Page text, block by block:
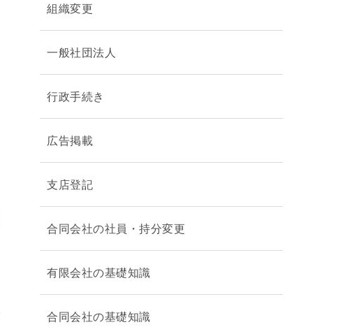
組織変更
一般社団法人
行政手続き
広告掲載
支店登記
合同会社の社員・持分変更
有限会社の基礎知識
合同会社の基礎知識